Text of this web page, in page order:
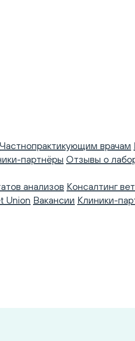
Частнопрактикующим врачам
партнёры Отзывы о
анализов Консалтинг
Union Вакансии Клиники-